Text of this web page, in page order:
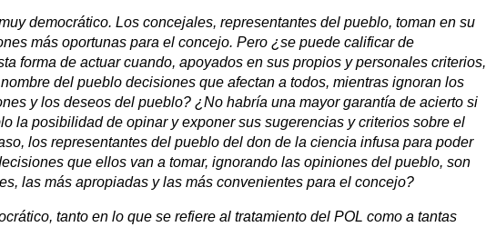
democrático. Los concejales, representantes del pueblo, toman en su
más oportunas para el concejo. Pero ¿se puede calificar de
forma de actuar cuando, apoyados en sus propios y personales criterios,
del pueblo decisiones que afectan a todos, mientras ignoran los
y los deseos del pueblo? ¿No habría una mayor garantía de acierto si
la posibilidad de opinar y exponer sus sugerencias y criterios sobre el
los representantes del pueblo del don de la ciencia infusa para poder
que ellos van a tomar, ignorando las opiniones del pueblo, son
las más apropiadas y las más convenientes para el concejo?
tanto en lo que se refiere al tratamiento del POL como a tantas